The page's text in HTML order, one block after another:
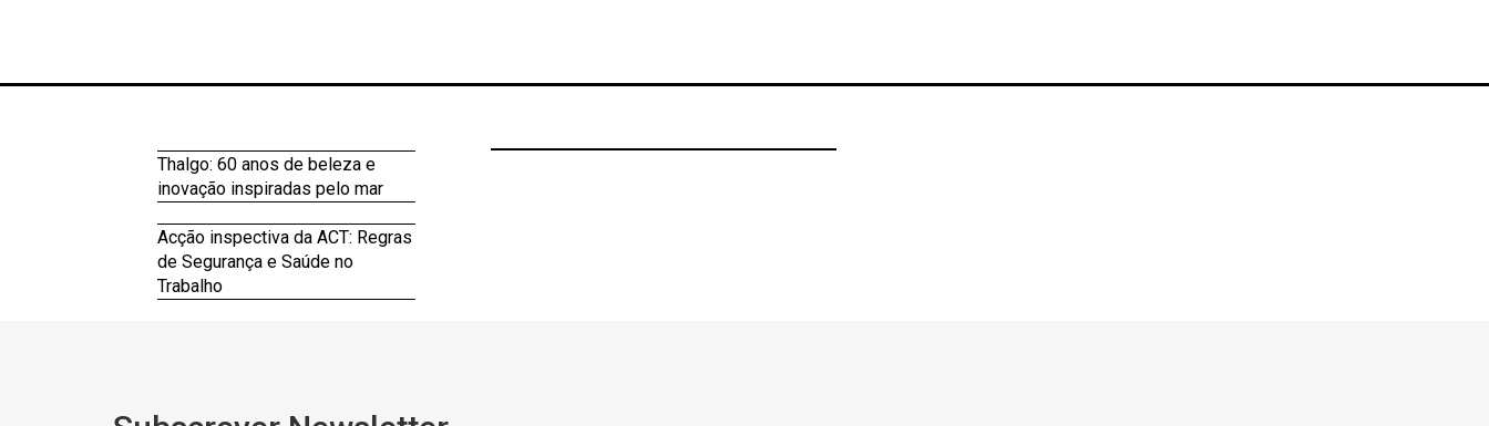
Thalgo: 60 anos de beleza e
inovação inspiradas pelo mar
Acção inspectiva da ACT: Regras
de Segurança e Saúde no
Trabalho